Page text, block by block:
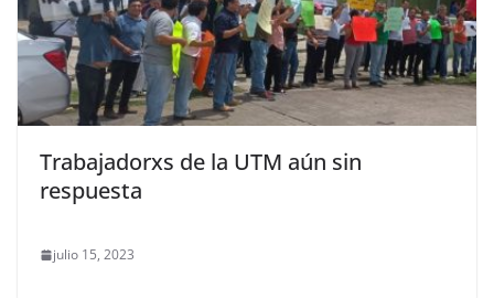
Trabajadorxs de la UTM aún sin
respuesta
julio 15, 2023